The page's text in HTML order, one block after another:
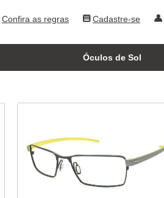
Cadastre-se
Confira as regras
Óculos de Sol